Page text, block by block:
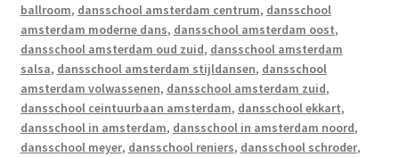
ballroom, dansschool amsterdam centrum, dansschool
amsterdam moderne dans, dansschool amsterdam oost,
dansschool amsterdam oud zuid, dansschool amsterdam
salsa, dansschool amsterdam stijldansen, dansschool
amsterdam volwassenen, dansschool amsterdam zuid,
dansschool ceintuurbaan amsterdam, dansschool ekkart,
dansschool in amsterdam, dansschool in amsterdam noord,
dansschool meyer, dansschool reniers, dansschool schroder,